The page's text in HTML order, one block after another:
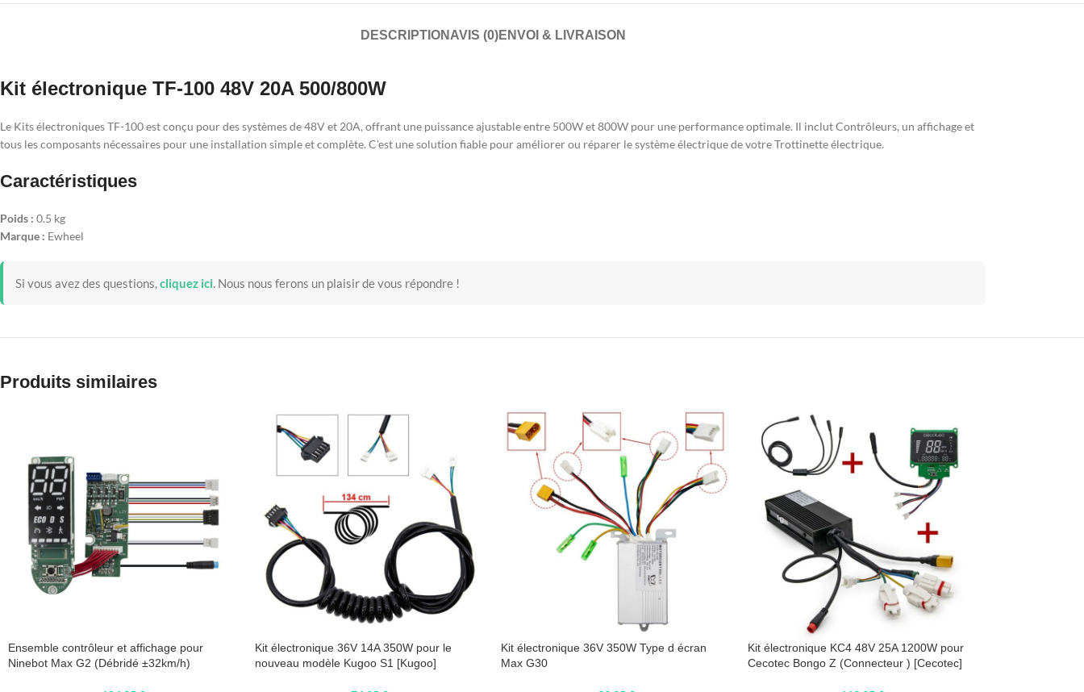
DESCRIPTION AVIS (0)ENVOI & LIVRAISON
Kit électronique TF-100 48V 20A 500/800W
Le Kits électroniques TF-100 est conçu pour des systèmes de 48V et 20A, offrant une puissance ajustable entre 500W et 800W pour une performance optimale. Il inclut Contrôleurs, un affichage et
tous les composants nécessaires pour une installation simple et complète. C'est une solution fiable pour améliorer ou réparer le système électrique de votre Trottinette électrique.
Caractéristiques
Poids : 0.5 kg
Marque : Ewheel
Si vous avez des questions,cliquez ici. Nous nous ferons un plaisir de vous répondre !
Produits similaires
Ensemble contrôleur et affichage pour
Ninebot Max G2 (Débridé ±32km/h)
Kit électronique 36V 14A 350W pour le
nouveau modèle Kugoo S1 [Kugoo]
Kit électronique 36V 350W Type d écran
Max G30
Kit électronique KC4 48V 25A 1200W pour
Cecotec Bongo Z (Connecteur ) [Cecotec]